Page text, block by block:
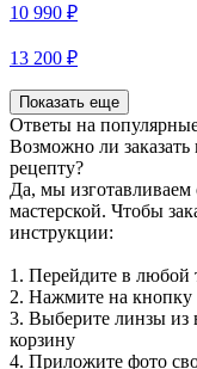
10 990 ₽
13 200 ₽
Показать еще
Ответы на
Возможно ли
рецепту?
Да, мы изготавливаем
мастерской. Чтобы
инструкции:
1. Перейдите в любой
2. Нажмите на кнопку
3. Выберите линзы
корзину
4. Приложите фото